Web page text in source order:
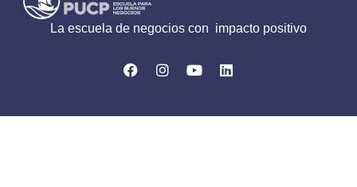
La escuela de negocios con impacto positivo